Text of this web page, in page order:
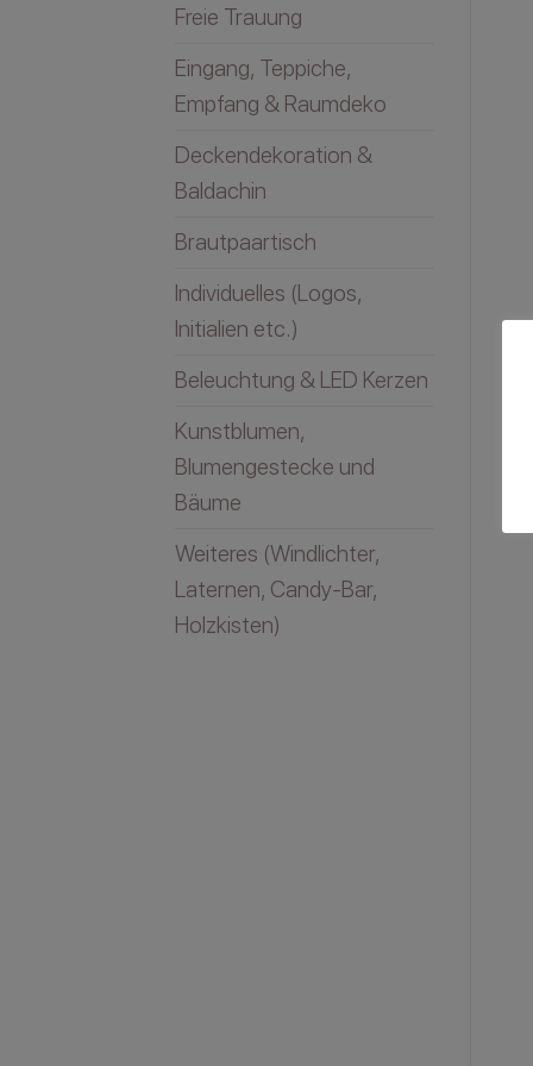
Freie Trauung
Eingang, Teppiche,
Empfang & Raumdeko
Deckendekoration &
Baldachin
Brautpaartisch
Individuelles (Logos,
Initialien etc.)
Beleuchtung & LED Kerzen
Kunstblumen,
Blumengestecke und
Bäume
Weiteres (Windlichter,
Laternen, Candy-Bar,
Holzkisten)